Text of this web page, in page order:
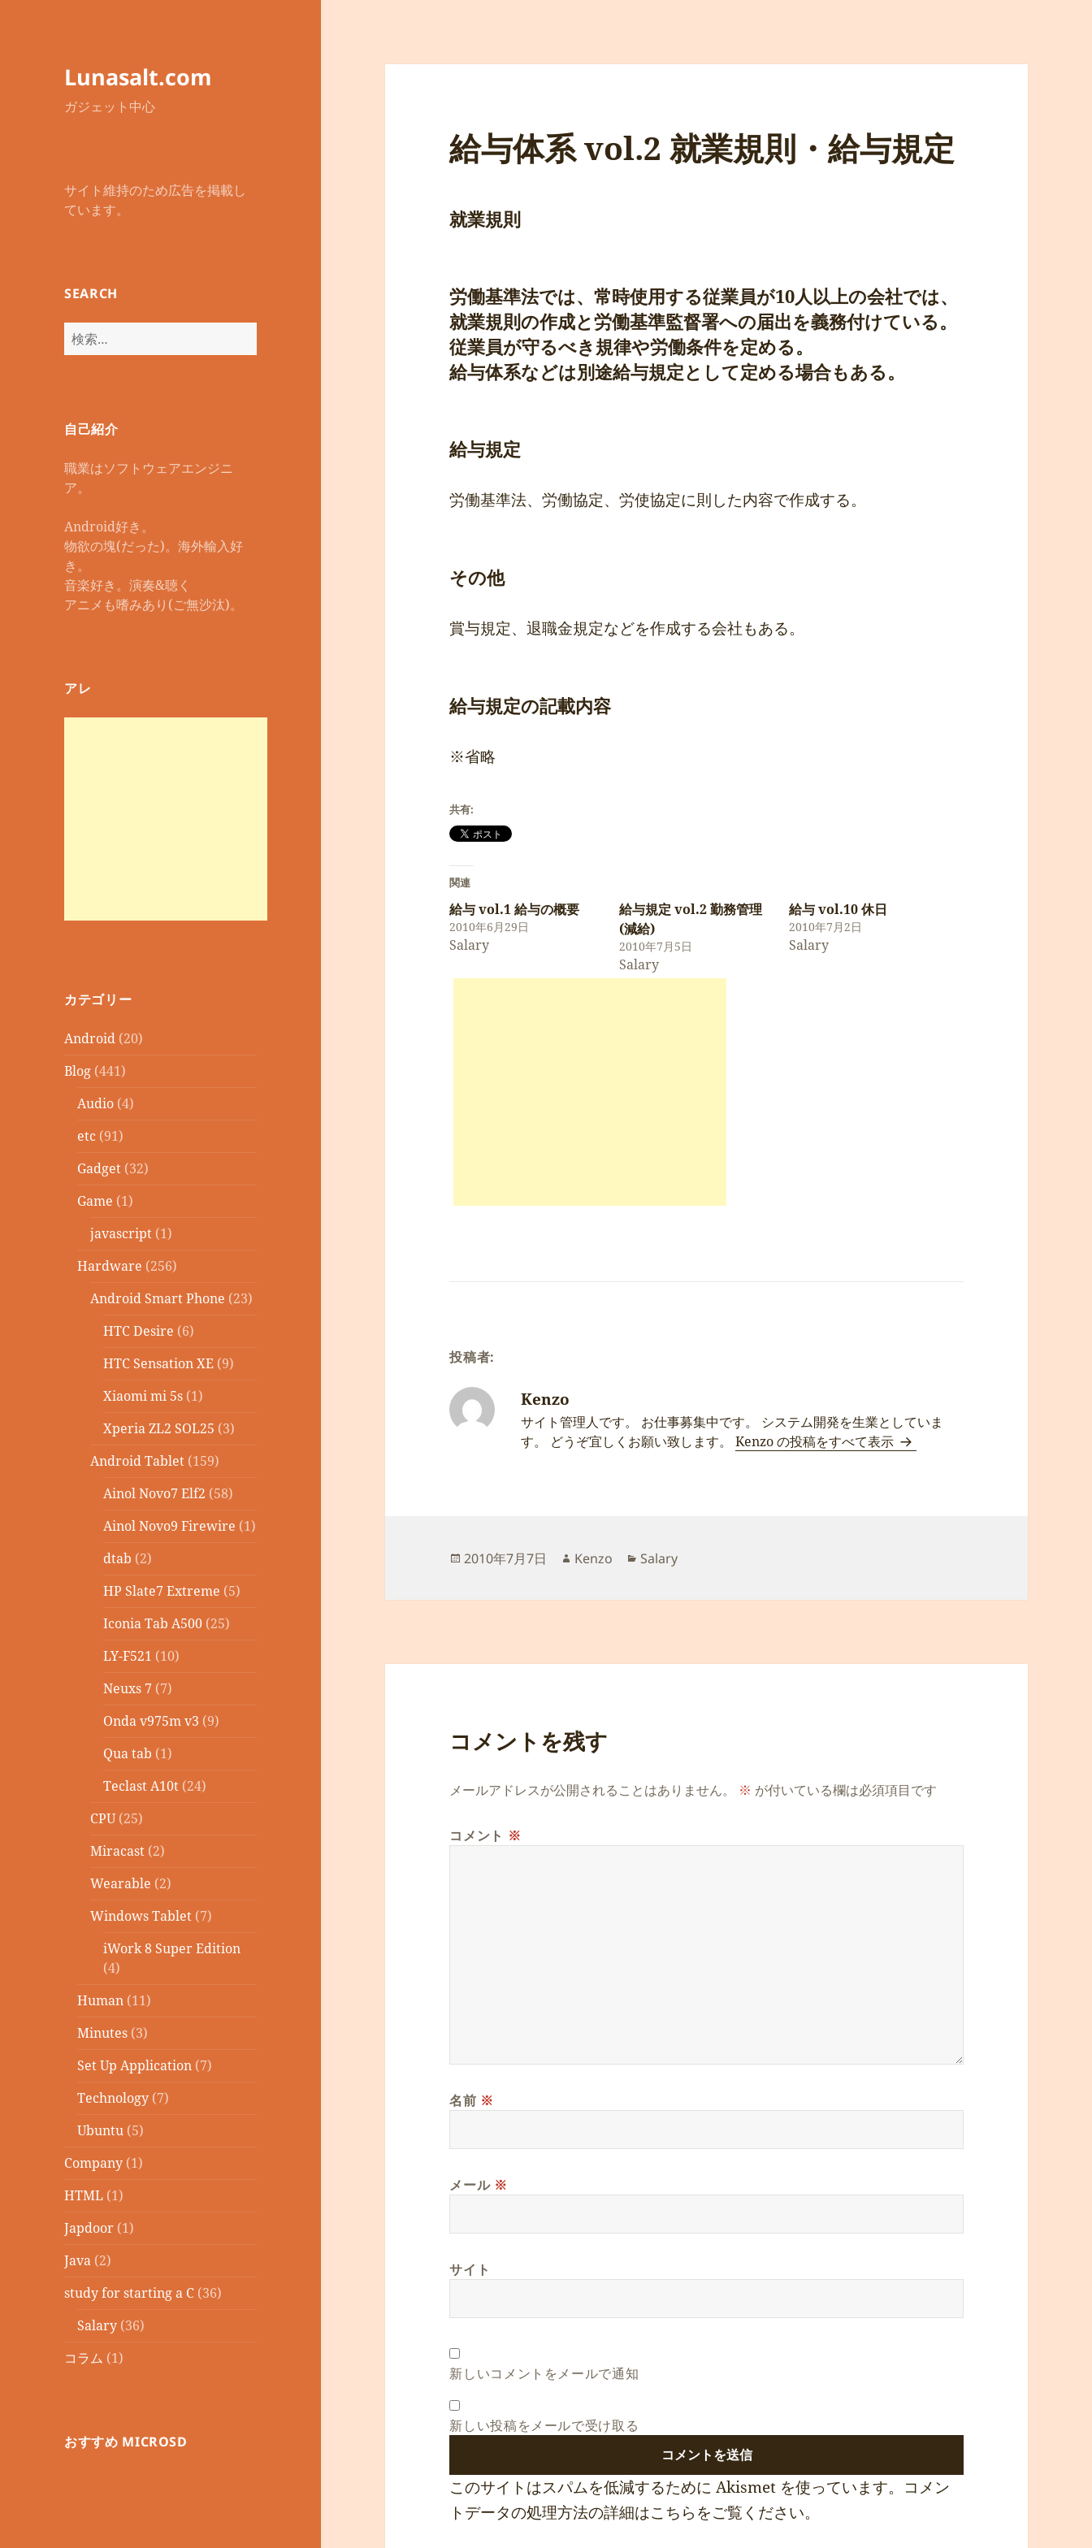
Lunasalt.com
ガジェット中心
サイト維持のため広告を掲載し
ています。
SEARCH
検
索:
自己紹介
職業はソフトウェアエンジニ
ア。
Android好き。
物欲の塊(だった)。海外輸入好
き。
音楽好き。演奏&聴く
アニメも嗜みあり(ご無沙汰)。
アレ
カテゴリー
Android (20)
Blog (441)
Audio (4)
etc (91)
Gadget (32)
Game (1)
javascript (1)
Hardware (256)
Android Smart Phone (23)
HTC Desire (6)
HTC Sensation XE (9)
Xiaomi mi 5s (1)
Xperia ZL2 SOL25 (3)
Android Tablet (159)
Ainol Novo7 Elf2 (58)
Ainol Novo9 Firewire (1)
dtab (2)
HP Slate7 Extreme (5)
Iconia Tab A500 (25)
LY-F521 (10)
Neuxs 7 (7)
Onda v975m v3 (9)
Qua tab (1)
Teclast A10t (24)
CPU(25)
Miracast (2)
Wearable (2)
Windows Tablet (7)
iWork 8 Super Edition
(4)
Human (11)
Minutes (3)
Set Up Application (7)
Technology (7)
Ubuntu (5)
Company (1)
HTML (1)
Japdoor (1)
Java (2)
study for starting a C (36)
Salary (36)
コラム (1)
おすすめ MICROSD
給与体系 vol.2 就業規則・給与規定
就業規則
労働基準法では、常時使用する従業員が10人以上の会社では、
就業規則の作成と労働基準監督署への届出を義務付けている。
従業員が守るべき規律や労働条件を定める。
給与体系などは別途給与規定として定める場合もある。
給与規定
労働基準法、労働協定、労使協定に則した内容で作成する。
その他
賞与規定、退職金規定などを作成する会社もある。
給与規定の記載内容
※省略
共有:
関連
給与 vol.1 給与の概要
2010年6月29日
Salary
給与規定 vol.2 勤務管理
(減給)
2010年7月5日
Salary
給与 vol.10 休日
2010年7月2日
Salary
投稿者:
Kenzo
サイト管理人です。 お仕事募集中です。 システム開発を生業としていま
す。 どうぞ宜しくお願い致します。Kenzo の投稿をすべて表示
投
日:
2010年7月7日
作
者
Kenzo
カ
ゴ
Salary
コメントを残す
メールアドレスが公開されることはありません。 ※ が付いている欄は必須項目です
コメント ※
名前 ※
メール ※
サイト
新しいコメントをメールで通知
新しい投稿をメールで受け取る
このサイトはスパムを低減するために Akismet を使っています。
コメン
トデータの処理方法の詳細はこちらをご覧ください。